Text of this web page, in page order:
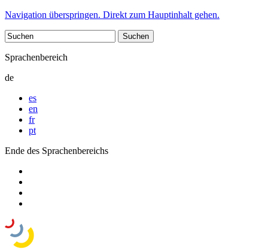
Navigation überspringen. Direkt zum Hauptinhalt gehen.
Sprachenbereich
de
es
en
fr
pt
Ende des Sprachenbereichs